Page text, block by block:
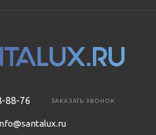
88-76 ЗАКАЗАТЬ ЗВОНОК